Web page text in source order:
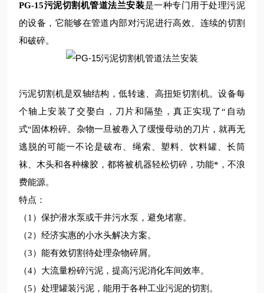
PG-15污泥切割机管道法兰安装是一种专门用于处理污泥
的设备，它能够在管道内部对污泥进行高效、连续的切割
和破碎。
污泥切割机是双轴结构，低转速、高扭矩切割机。设备每
个轴上安装了交娶白，刀片和隔垫，真正实现了“自动
式“固体粉碎。杂物一旦被卷入了缓慢母动的刀片，就再无
逃脱的可能一不论是破布、绳索、塑料、饮料罐、长筒
袜、木头和各种橡胶，都将被机器轻松切碎，功能*，不浪
费能源。
特点：
（1 ）保护潜水泵或干井污水泵，避免堵塞。
（2）经济实惠的小水头解决方案。
（3）能有效切割待处理杂物碎屑。
（4）大流量粉碎污泥，提高污泥消化车间效率。
（5）处理罐装污泥，能用于各种工业污泥的切割。